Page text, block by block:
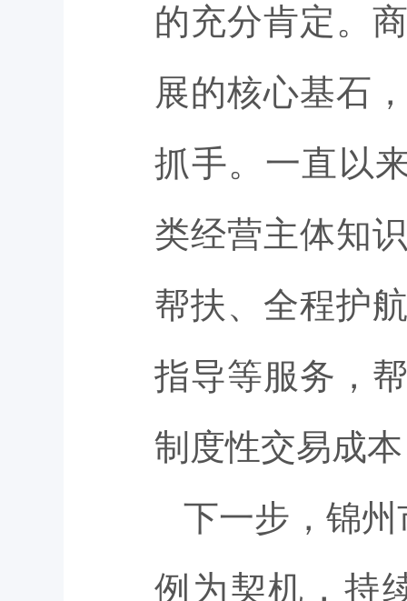
的充分肯定。
展的核心基石
抓手。一直以
类经营主体知
帮扶、全程护
指导等服务，
制度性交易成
下一步，锦
例为契机，持